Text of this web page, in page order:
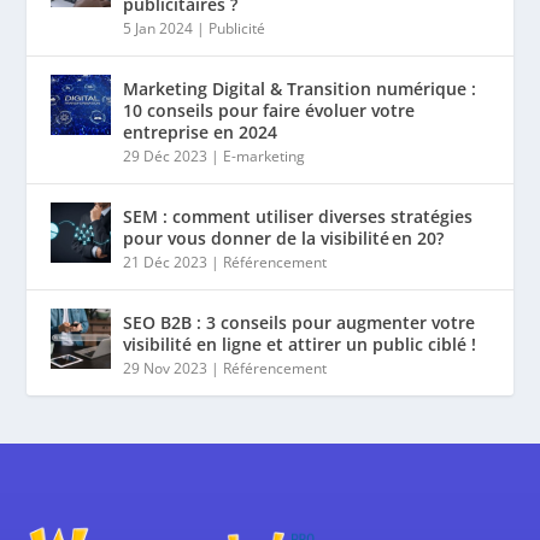
5 Jan 2024 | Publicité
Marketing Digital & Transition numérique :
10 conseils pour faire évoluer votre
entreprise en 2024
29 Déc 2023 | E-marketing
SEM : comment utiliser diverses stratégies
pour vous donner de la visibilité en 20?
21 Déc 2023 | Référencement
SEO B2B : 3 conseils pour augmenter votre
visibilité en ligne et attirer un public ciblé !
29 Nov 2023 | Référencement